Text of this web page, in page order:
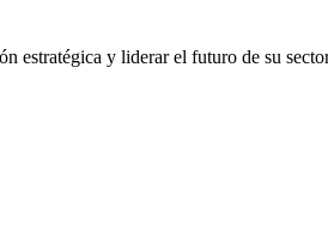
estratégica y liderar el futuro de su